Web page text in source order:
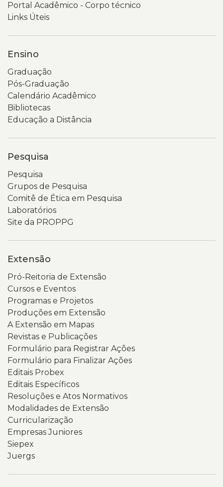
Portal Acadêmico - Corpo técnico
Links Úteis
Ensino
Graduação
Pós-Graduação
Calendário Acadêmico
Bibliotecas
Educação a Distância
Pesquisa
Pesquisa
Grupos de Pesquisa
Comitê de Ética em Pesquisa
Laboratórios
Site da PROPPG
Extensão
Pró-Reitoria de Extensão
Cursos e Eventos
Programas e Projetos
Produções em Extensão
A Extensão em Mapas
Revistas e Publicações
Formulário para Registrar Ações
Formulário para Finalizar Ações
Editais Probex
Editais Específicos
Resoluções e Atos Normativos
Modalidades de Extensão
Curricularização
Empresas Juniores
Siepex
Juergs